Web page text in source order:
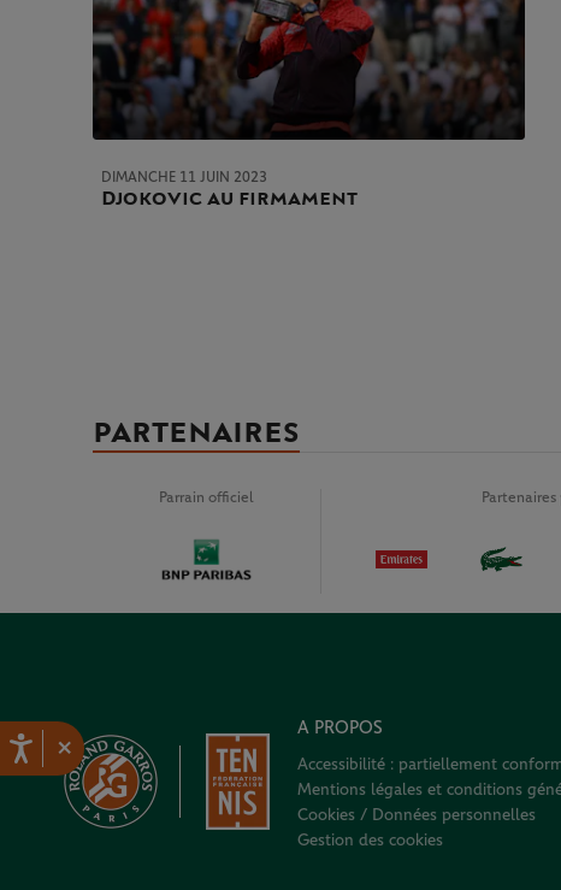
×
DIMANCHE 11 JUIN 2023
Djokovic au firmament
PARTENAIRES
Parrain officiel
A PROPOS
Accessibilité : partiellement
Mentions légales et conditions
Cookies / Données personnelles
Gestion des cookies